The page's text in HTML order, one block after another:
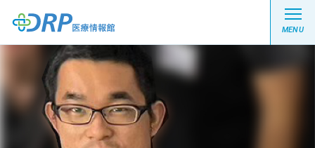
MENU
最新の注目記事